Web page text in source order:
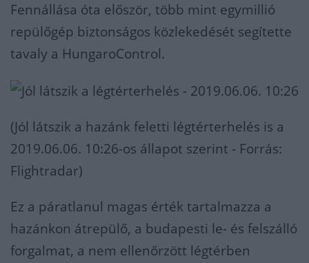
Fennállása óta először, több mint egymillió
repülőgép biztonságos közlekedését segítette
tavaly a HungaroControl.
(Jól látszik a hazánk feletti légtérterhelés is a
2019.06.06. 10:26-os állapot szerint - Forrás:
Flightradar)
Ez a páratlanul magas érték tartalmazza a
hazánkon átrepülő, a budapesti le- és felszálló
forgalmat, a nem ellenőrzött légtérben